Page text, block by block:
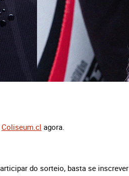
Coliseum.cl agora.
do sorteio, basta se inscrever